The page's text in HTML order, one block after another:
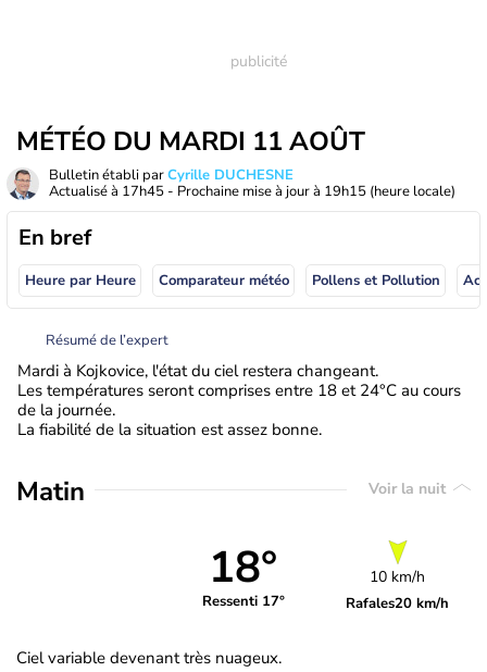
MÉTÉO DU MARDI 11 AOÛT
Bulletin établi parCyrille DUCHESNE
Actualisé à 17h45 - Prochaine mise à jour à 19h15 (heure locale)
En bref
Heure par Heure Comparateur météo Pollens et Pollution
Résumé de l’expert
Mardi à Kojkovice, l'état du ciel restera changeant.
Les températures seront comprises entre 18 et 24°C au cours
de la journée.
La fiabilité de la situation est assez bonne.
Matin Voir la nuit
18°
Ressenti 17°
10 km/h
Rafales20 km/h
Ciel variable devenant très nuageux.